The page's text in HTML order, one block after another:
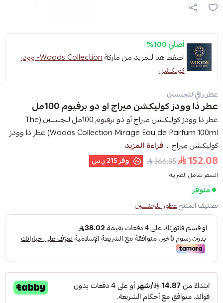
أصلي 100%
اضغط هنا للمزيد من ماركة
Woods Collection- وودز
كولكشن
عطر راقي للجنسين
عطر ذا وودز كوليكشن ميراج او دو برفيوم 100مل
عطر ذا وودز كوليكشن ميراج أو دو برفيوم 100مل للجنسين (The
Woods Collection Mirage Eau de Parfum 100ml) عطر ذا وودز
كوليكشن ميراج ...قراءة المزيد
152.08
366.85 وفر215 ر.س
السعر شامل الضريبة
متوفر
تصنيف المنتج:عطور للجنسين